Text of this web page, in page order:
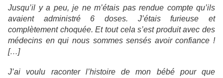
Jusqu’il y a peu, je ne m’étais pas rendue compte qu’ils
avaient administré 6 doses. J’étais furieuse et
complètement choquée. Et tout cela s’est produit avec des
médecins en qui nous sommes sensés avoir confiance !
[…]
J’ai voulu raconter l’histoire de mon bébé pour que